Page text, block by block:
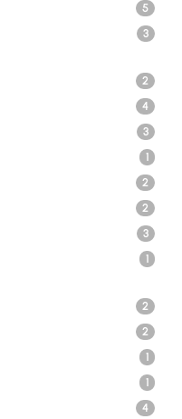
5
3
2
4
3
1
2
2
3
1
2
2
1
1
4